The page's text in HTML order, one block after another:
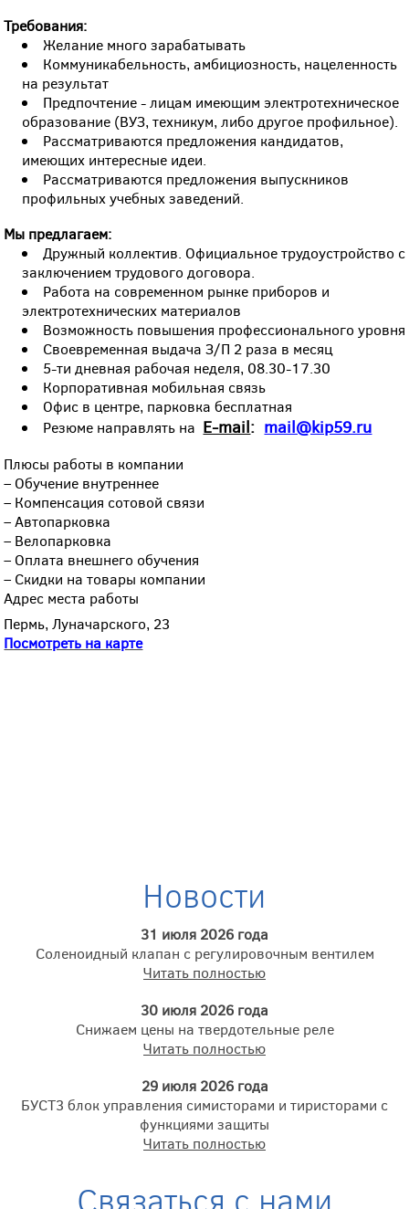
Требования:
Желание много зарабатывать
Коммуникабельность, амбициозность, нацеленность
на результат
Предпочтение - лицам имеющим электротехническое
образование (ВУЗ, техникум, либо другое профильное).
Рассматриваются предложения кандидатов,
имеющих интересные идеи.
Рассматриваются предложения выпускников
профильных учебных заведений.
Мы предлагаем:
Дружный коллектив. Официальное трудоустройство с
заключением трудового договора.
Работа на современном рынке приборов и
электротехнических материалов
Возможность повышения профессионального уровня
Своевременная выдача З/П 2 раза в месяц
5-ти дневная рабочая неделя, 08.30-17.30
Корпоративная мобильная связь
Офис в центре, парковка бесплатная
Резюме направлять на Е-mail: mail@kip59.ru
Плюсы работы в компании
– Обучение внутреннее
– Компенсация сотовой связи
– Автопарковка
– Велопарковка
– Оплата внешнего обучения
– Скидки на товары компании
Адрес места работы
Пермь, Луначарского, 23
Посмотреть на карте
Новости
31 июля 2026 года
Соленоидный клапан с регулировочным вентилем
Читать полностью
30 июля 2026 года
Снижаем цены на твердотельные реле
Читать полностью
29 июля 2026 года
БУСТ3 блок управления симисторами и тиристорами с
функциями защиты
Читать полностью
Связаться с нами